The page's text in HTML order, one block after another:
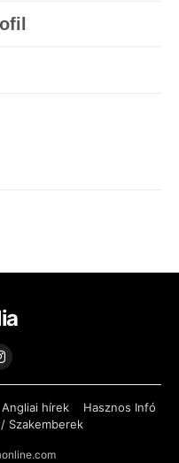
Angliai hírek
Hasznos Infó
Szakemberek